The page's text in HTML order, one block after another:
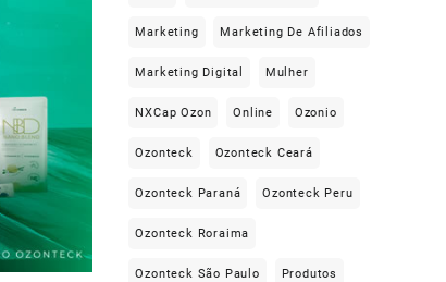
Marketing Marketing De Afiliados
Marketing Digital Mulher
NXCap Ozon Online Ozonio
Ozonteck Ozonteck Ceará
Ozonteck Paraná Ozonteck Peru
Ozonteck Roraima
Ozonteck São Paulo Produtos